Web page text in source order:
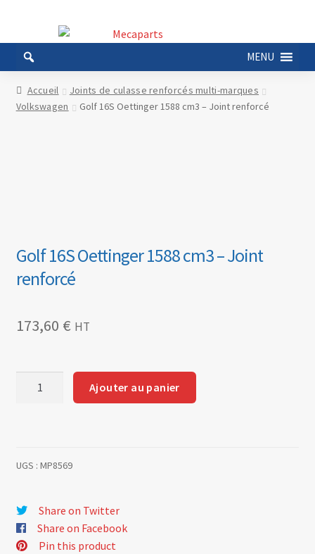
la
navigation
au
contenu
MENU
Accueil
Joints de culasse renforcés multi-marques
Volkswagen
Golf 16S Oettinger 1588 cm3 – Joint renforcé
Golf 16S Oettinger 1588 cm3 – Joint
renforcé
173,60 € HT
1588
Joint
renforcé
Ajouter au panier
UGS : MP8569
Share on Twitter
Share on Facebook
Pin this product